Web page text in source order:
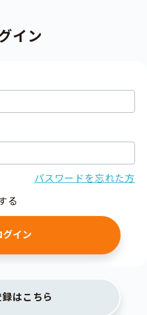
イン
パスワードを忘れた方
る
はこちら